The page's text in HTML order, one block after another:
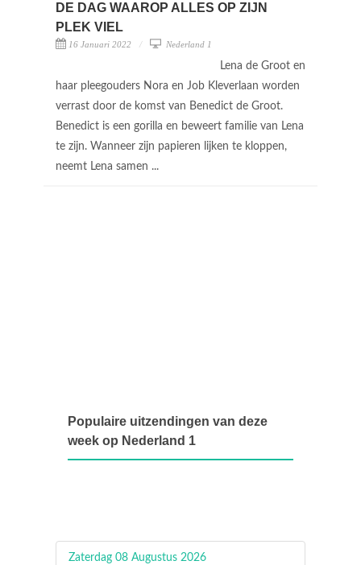
DE DAG WAAROP ALLES OP ZIJN
PLEK VIEL
16 Januari 2022 Nederland 1
Lena de Groot en
haar pleegouders Nora en Job Kleverlaan worden
verrast door de komst van Benedict de Groot.
Benedict is een gorilla en beweert familie van Lena
te zijn. Wanneer zijn papieren lijken te kloppen,
neemt Lena samen ...
Populaire uitzendingen van deze
week op Nederland 1
Zaterdag 08 Augustus 2026